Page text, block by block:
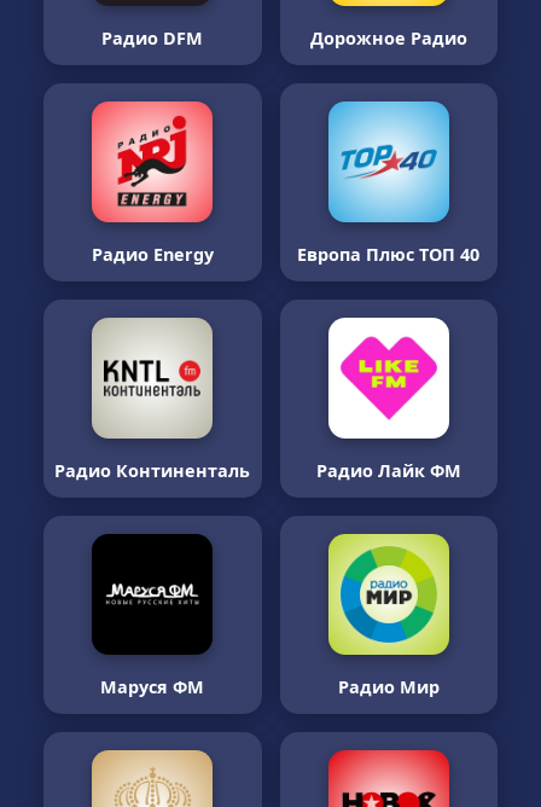
Радио DFM Дорожное Радио
Радио Energy Европа Плюс ТОП 40
Радио Континенталь Радио Лайк ФМ
Маруся ФМ Радио Мир